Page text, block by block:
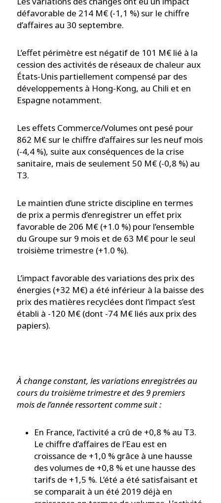
défavorable de 214 M€ (-1,1 %) sur le chiffre
d’affaires au 30 septembre.
L’effet périmètre est négatif de 101 M€ lié à la
cession des activités de réseaux de chaleur aux
États-Unis partiellement compensé par des
développements à Hong-Kong, au Chili et en
Espagne notamment.
Les effets Commerce/Volumes ont pesé pour
862 M€ sur le chiffre d’affaires sur les neuf mois
(-4,4 %), suite aux conséquences de la crise
sanitaire, mais de seulement 50 M€ (-0,8 %) au
T3.
Le maintien d’une stricte discipline en termes
de prix a permis d’enregistrer un effet prix
favorable de 206 M€ (+1.0 %) pour l’ensemble
du Groupe sur 9 mois et de 63 M€ pour le seul
troisième trimestre (+1.0 %).
L’impact favorable des variations des prix des
énergies (+32 M€) a été inférieur à la baisse des
prix des matières recyclées dont l’impact s’est
établi à -120 M€ (dont -74 M€ liés aux prix des
papiers).
À change constant, les variations enregistrées au
cours du troisième trimestre et des 9 premiers
mois de l’année ressortent comme suit :
En France, l’activité a crû de +0,8 % au T3.
Le chiffre d’affaires de l’Eau est en
croissance de +1,0 % grâce à une hausse
des volumes de +0,8 % et une hausse des
tarifs de +1,5 %. L’été a été satisfaisant et
se comparait à un été 2019 déjà en